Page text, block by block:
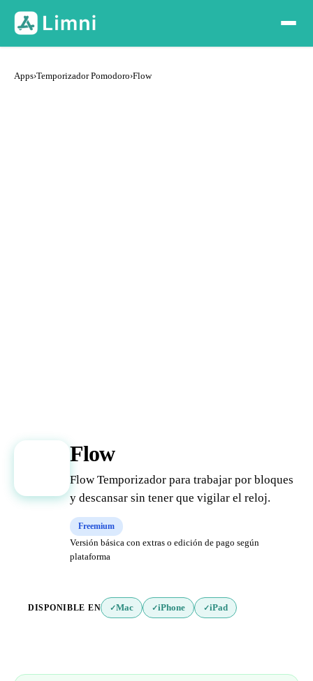
Apps›Temporizador Pomodoro›Flow
Flow
Flow Temporizador para trabajar por bloques
y descansar sin tener que vigilar el reloj.
Freemium
Versión básica con extras o edición de pago según
plataforma
DISPONIBLE EN ✓Mac ✓iPhone ✓iPad